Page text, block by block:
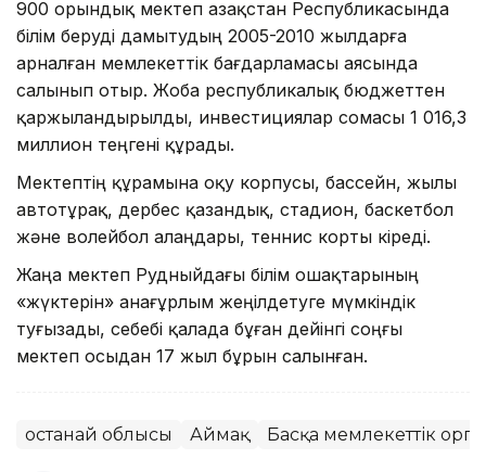
900 орындық мектеп Қазақстан Республикасында
білім беруді дамытудың 2005-2010 жылдарға
арналған мемлекеттік бағдарламасы аясында
салынып отыр. Жоба республикалық бюджеттен
қаржыландырылды, инвестициялар сомасы 1 016,3
миллион теңгені құрады.
Мектептің құрамына оқу корпусы, бассейн, жылы
автотұрақ, дербес қазандық, стадион, баскетбол
және волейбол алаңдары, теннис корты кіреді.
Жаңа мектеп Рудныйдағы білім ошақтарының
«жүктерін» анағұрлым жеңілдетуге мүмкіндік
туғызады, себебі қалада бұған дейінгі соңғы
мектеп осыдан 17 жыл бұрын салынған.
Қостанай облысы Аймақ Басқа мемлекеттік